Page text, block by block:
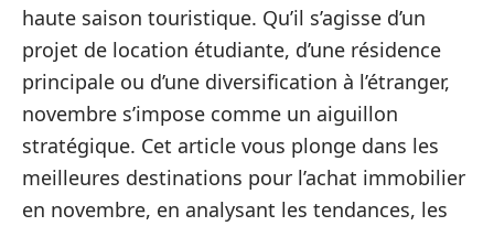
haute saison touristique. Qu’il s’agisse d’un
projet de location étudiante, d’une résidence
principale ou d’une diversification à l’étranger,
novembre s’impose comme un aiguillon
stratégique. Cet article vous plonge dans les
meilleures destinations pour l’achat immobilier
en novembre, en analysant les tendances, les